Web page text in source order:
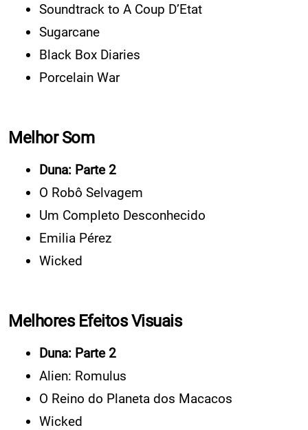
Soundtrack to A Coup D’Etat
Sugarcane
Black Box Diaries
Porcelain War
Melhor Som
Duna: Parte 2
O Robô Selvagem
Um Completo Desconhecido
Emilia Pérez
Wicked
Melhores Efeitos Visuais
Duna: Parte 2
Alien: Romulus
O Reino do Planeta dos Macacos
Wicked